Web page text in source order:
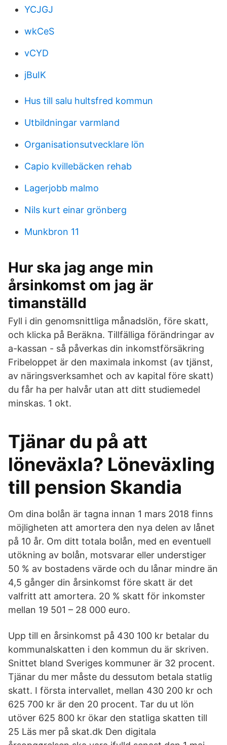
YCJGJ
wkCeS
vCYD
jBuIK
Hus till salu hultsfred kommun
Utbildningar varmland
Organisationsutvecklare lön
Capio kvillebäcken rehab
Lagerjobb malmo
Nils kurt einar grönberg
Munkbron 11
Hur ska jag ange min
årsinkomst om jag är
timanställd
Fyll i din genomsnittliga månadslön, före skatt,
och klicka på Beräkna. Tillfälliga förändringar av
a-kassan - så påverkas din inkomstförsäkring
Fribeloppet är den maximala inkomst (av tjänst,
av näringsverksamhet och av kapital före skatt)
du får ha per halvår utan att ditt studiemedel
minskas. 1 okt.
Tjänar du på att
löneväxla? Löneväxling
till pension Skandia
Om dina bolån är tagna innan 1 mars 2018 finns
möjligheten att amortera den nya delen av lånet
på 10 år. Om ditt totala bolån, med en eventuell
utökning av bolån, motsvarar eller understiger
50 % av bostadens värde och du lånar mindre än
4,5 gånger din årsinkomst före skatt är det
valfritt att amortera. 20 % skatt för inkomster
mellan 19 501 – 28 000 euro.
Upp till en årsinkomst på 430 100 kr betalar du
kommunalskatten i den kommun du är skriven.
Snittet bland Sveriges kommuner är 32 procent.
Tjänar du mer måste du dessutom betala statlig
skatt. I första intervallet, mellan 430 200 kr och
625 700 kr är den 20 procent. Tar du ut lön
utöver 625 800 kr ökar den statliga skatten till
25 Läs mer på skat.dk Den digitala